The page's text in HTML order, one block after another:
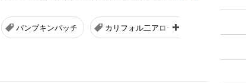
パンプキンパッチ カリフォル二アロール